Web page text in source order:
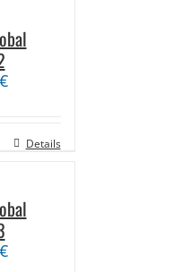
€
Details
€